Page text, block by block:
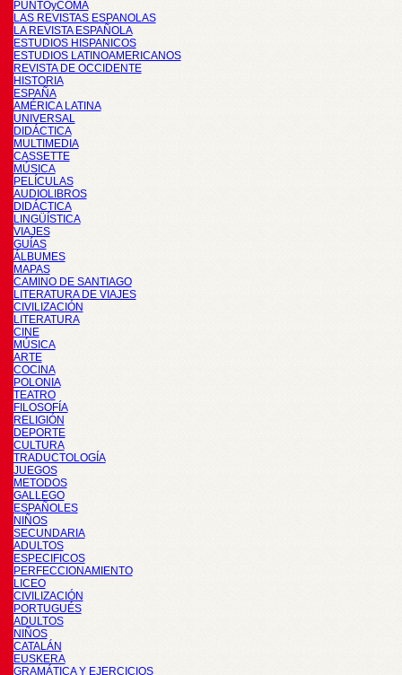
PUNTOyCOMA
LAS REVISTAS ESPANOLAS
LA REVISTA ESPAÑOLA
ESTUDIOS HISPANICOS
ESTUDIOS LATINOAMERICANOS
REVISTA DE OCCIDENTE
HISTORIA
ESPAÑA
AMÉRICA LATINA
UNIVERSAL
DIDÁCTICA
MULTIMEDIA
CASSETTE
MÚSICA
PELÍCULAS
AUDIOLIBROS
DIDÁCTICA
LINGÜÍSTICA
VIAJES
GUÍAS
ÁLBUMES
MAPAS
CAMINO DE SANTIAGO
LITERATURA DE VIAJES
CIVILIZACIÓN
LITERATURA
CINE
MÚSICA
ARTE
COCINA
POLONIA
TEATRO
FILOSOFÍA
RELIGIÓN
DEPORTE
CULTURA
TRADUCTOLOGÍA
JUEGOS
METODOS
GALLEGO
ESPAÑOLES
NIÑOS
SECUNDARIA
ADULTOS
ESPECIFICOS
PERFECCIONAMIENTO
LICEO
CIVILIZACIÓN
PORTUGUÉS
ADULTOS
NIÑOS
CATALÁN
EUSKERA
GRAMÁTICA Y EJERCICIOS